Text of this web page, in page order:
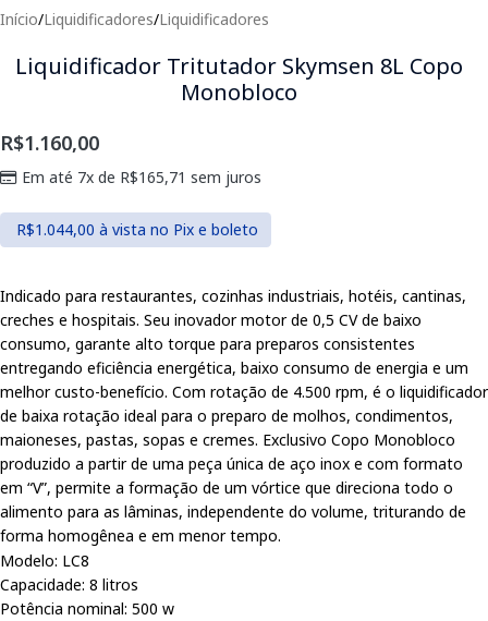
Início/Liquidificadores/Liquidificadores
Liquidificador Tritutador Skymsen 8L Copo
Monobloco
R$1.160,00
Em até 7x de R$165,71 sem juros
R$1.044,00 à vista no Pix e boleto
Indicado para restaurantes, cozinhas industriais, hotéis, cantinas,
creches e hospitais. Seu inovador motor de 0,5 CV de baixo
consumo, garante alto torque para preparos consistentes
entregando eficiência energética, baixo consumo de energia e um
melhor custo-benefício. Com rotação de 4.500 rpm, é o liquidificador
de baixa rotação ideal para o preparo de molhos, condimentos,
maioneses, pastas, sopas e cremes. Exclusivo Copo Monobloco
produzido a partir de uma peça única de aço inox e com formato
em “V”, permite a formação de um vórtice que direciona todo o
alimento para as lâminas, independente do volume, triturando de
forma homogênea e em menor tempo.
Modelo: LC8
Capacidade: 8 litros
Potência nominal: 500 w